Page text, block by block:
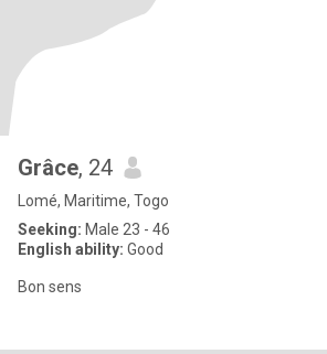
Grâce, 24
Lomé, Maritime, Togo
Seeking: Male 23 - 46
English ability: Good
Bon sens